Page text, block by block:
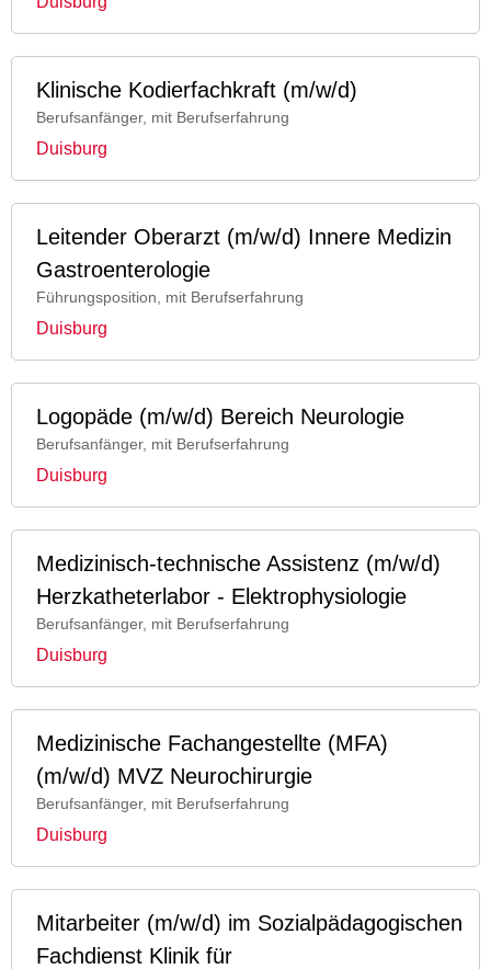
Klinische Kodierfachkraft (m/w/d)
Berufsanfänger, mit Berufserfahrung
Duisburg
Leitender Oberarzt (m/w/d) Innere Medizin
Gastroenterologie
Führungsposition, mit Berufserfahrung
Duisburg
Logopäde (m/w/d) Bereich Neurologie
Berufsanfänger, mit Berufserfahrung
Duisburg
Medizinisch-technische Assistenz (m/w/d)
Herzkatheterlabor - Elektrophysiologie
Berufsanfänger, mit Berufserfahrung
Duisburg
Medizinische Fachangestellte (MFA)
(m/w/d) MVZ Neurochirurgie
Berufsanfänger, mit Berufserfahrung
Duisburg
Mitarbeiter (m/w/d) im Sozialpädagogischen
Fachdienst Klinik für